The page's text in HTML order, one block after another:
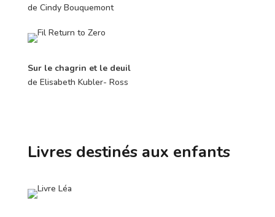
de Cindy Bouquemont
Sur le chagrin et le deuil
de Elisabeth Kubler- Ross
Livres destinés aux enfants